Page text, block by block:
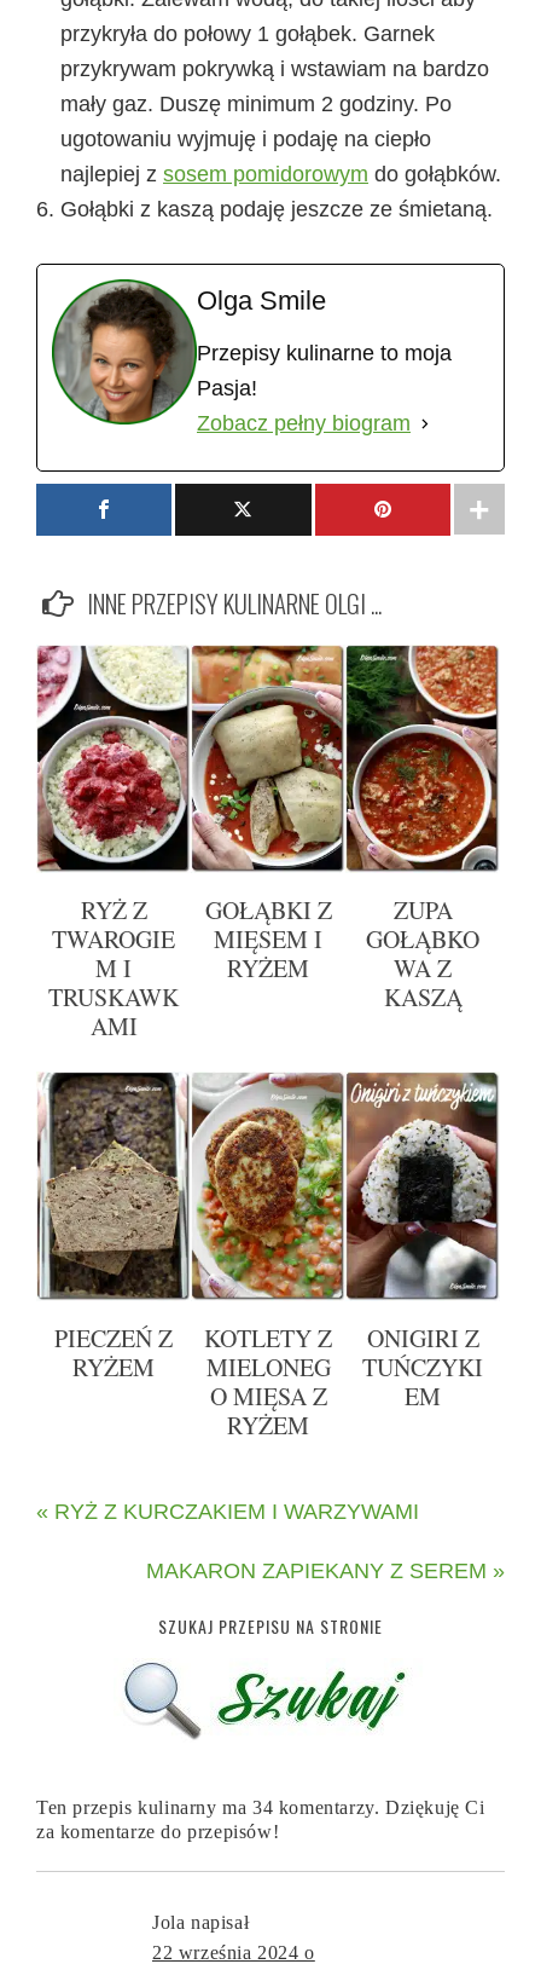
przykryła do połowy 1 gołąbek. Garnek
przykrywam pokrywką i wstawiam na bardzo
mały gaz. Duszę minimum 2 godziny. Po
ugotowaniu wyjmuję i podaję na ciepło
najlepiej z sosem pomidorowym do gołąbków.
Gołąbki z kaszą podaję jeszcze ze śmietaną.
Olga Smile
Przepisy kulinarne to moja
Pasja!
Zobacz pełny biogram
INNE PRZEPISY KULINARNE OLGI ...
RYŻ Z
TWAROGIE
M I
TRUSKAWK
AMI
GOŁĄBKI Z
MIĘSEM I
RYŻEM
ZUPA
GOŁĄBKO
WA Z
KASZĄ
PIECZEŃ Z
RYŻEM
KOTLETY Z
MIELONEG
O MIĘSA Z
RYŻEM
ONIGIRI Z
TUŃCZYKI
EM
« RYŻ Z KURCZAKIEM I WARZYWAMI
MAKARON ZAPIEKANY Z SEREM »
SZUKAJ PRZEPISU NA STRONIE
Ten przepis kulinarny ma 34 komentarzy. Dziękuję Ci
za komentarze do przepisów!
Jola napisał
22 września 2024 o